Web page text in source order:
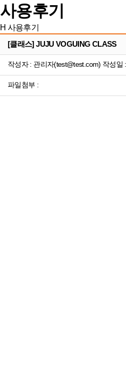
사용후기
H 사용후기
[클래스] JUJU VOGUING CLASS
작성자 : 관리자(test@test.com) 작성
파일첨부 :